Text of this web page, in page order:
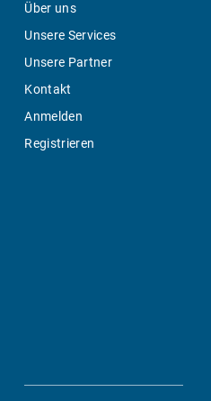
Über uns
Unsere Services
Unsere Partner
Kontakt
Anmelden
Registrieren